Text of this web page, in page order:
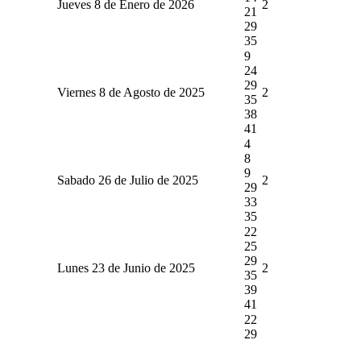
Jueves 8 de Enero de 2026
21
29
35
2
Viernes 8 de Agosto de 2025
9
24
29
35
38
41
2
Sabado 26 de Julio de 2025
4
8
9
29
33
35
2
Lunes 23 de Junio de 2025
22
25
29
35
39
41
2
22
29